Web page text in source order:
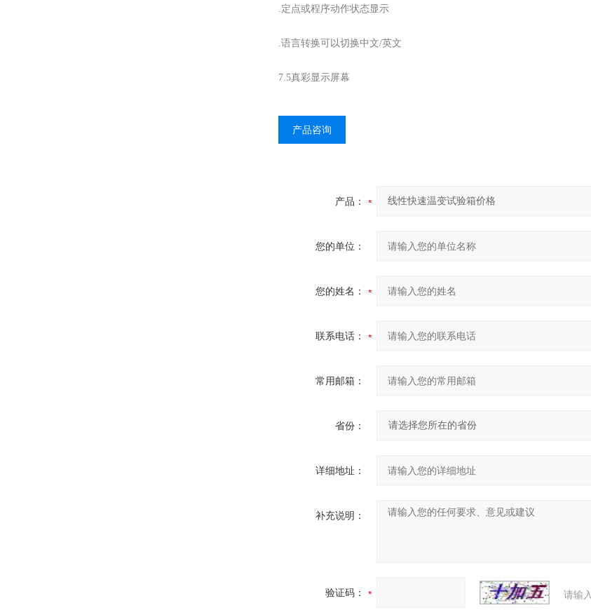
.定点或程序动作状态显示
.语言转换可以切换中文/英文
7.5真彩显示屏幕
产品咨询
产品：
您的单位：
您的姓名：
联系电话：
常用邮箱：
省份：
详细地址：
补充说明：
验证码： 请输